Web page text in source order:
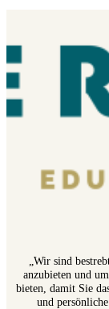
„Wir sind
anzubieten und
bieten, damit Sie
und